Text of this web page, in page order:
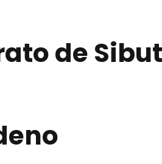
de